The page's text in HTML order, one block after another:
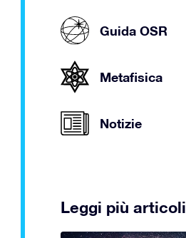
Guida OSR
Metafisica
Notizie
Leggi più articoli